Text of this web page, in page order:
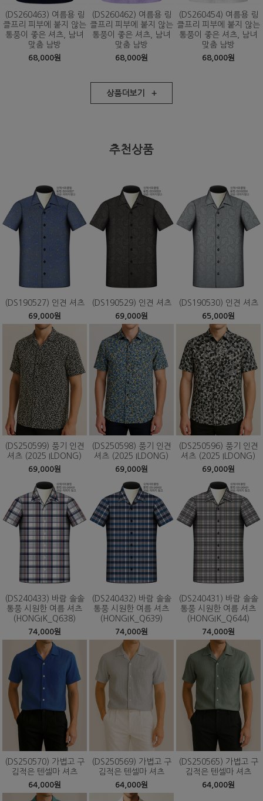
(DS260463) 여름용 링
클프리 피부에 붙지 않는
통풍이 좋은 셔츠, 남녀
맞춤 남방
68,000원
(DS260462) 여름용 링
클프리 피부에 붙지 않는
통풍이 좋은 셔츠, 남녀
맞춤 남방
68,000원
(DS260454) 여름용 링
클프리 피부에 붙지 않는
통풍이 좋은 셔츠, 남녀
맞춤 남방
68,000원
상품더보기 +
추천상품
(DS190527) 인견 셔츠
69,000원
(DS190529) 인견 셔츠
69,000원
(DS190530) 인견 셔츠
65,000원
(DS250599) 풍기 인견
셔츠 (2025 ILDONG)
69,000원
(DS250598) 풍기 인견
셔츠 (2025 ILDONG)
69,000원
(DS250596) 풍기 인견
셔츠 (2025 ILDONG)
69,000원
(DS240433) 바람 솔솔
통풍 시원한 여름 셔츠
(HONGIK_Q638)
74,000원
(DS240432) 바람 솔솔
통풍 시원한 여름 셔츠
(HONGIK_Q639)
74,000원
(DS240431) 바람 솔솔
통풍 시원한 여름 셔츠
(HONGIK_Q644)
74,000원
(DS250570) 가볍고 구
김적은 텐셀마 셔츠
64,000원
(DS250569) 가볍고 구
김적은 텐셀마 셔츠
64,000원
(DS250565) 가볍고 구
김적은 텐셀마 셔츠
64,000원